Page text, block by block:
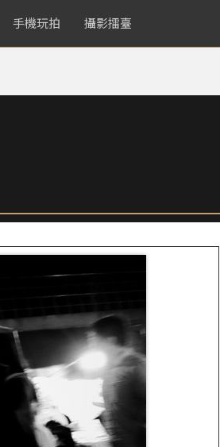
手機玩拍 攝影擂臺